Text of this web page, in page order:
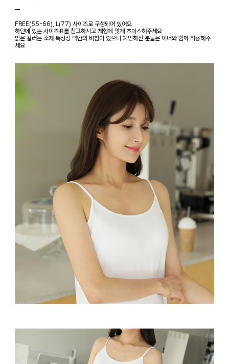
ㅡ
FREE(55-66), L(77) 사이즈로 구성되어 있어요
하단에 있는 사이즈표를 참고하시고 체형에 맞게 초이스해주세요
밝은 컬러는 소재 특성상 약간의 비침이 있으니 예민하신 분들은 이너와 함께 착용해주
세요